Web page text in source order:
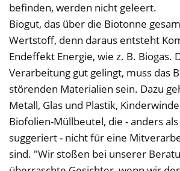
befinden, werden nicht geleert.
Biogut, das über die Biotonne
Wertstoff, denn daraus entsteht
Endeffekt Energie, wie z. B. Biogas.
Verarbeitung gut gelingt, muss das
störenden Materialien sein. Dazu
Metall, Glas und Plastik,
Biofolien-Müllbeutel, die - anders
suggeriert - nicht für eine
sind. "Wir stoßen bei unserer